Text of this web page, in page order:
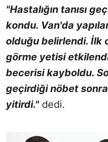
"Hastalığın tanısı
kondu. Van'da
olduğu belirlendi. İlk
görme yetisi
becerisi kayboldu.
geçirdiği nöbet
yitirdi."dedi.